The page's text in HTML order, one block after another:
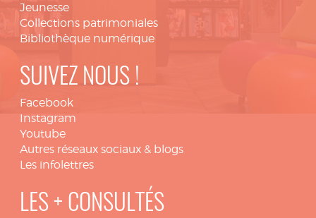
Jeunesse
Collections patrimoniales
Bibliothèque numérique
SUIVEZ NOUS !
Facebook
Instagram
Youtube
Autres réseaux sociaux & blogs
Les infolettres
LES + CONSULTÉS